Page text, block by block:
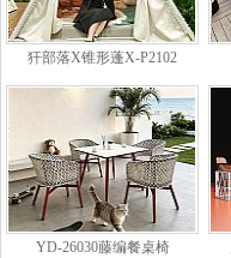
犴部落X锥形蓬X-P2102
YD-26030藤编餐桌椅